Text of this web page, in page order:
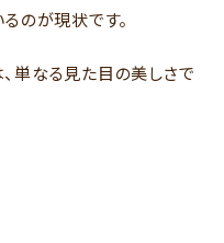
のが現状です。
単なる見た目の美しさで